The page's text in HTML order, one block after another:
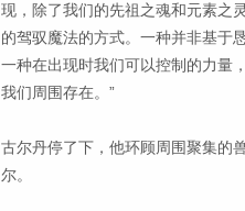
现，除了我们的先祖之魂和元素之
的驾驭魔法的方式。一种并非基于
一种在出现时我们可以控制的力量
我们周围存在。”
古尔丹停了下，他环顾周围聚集的
尔。